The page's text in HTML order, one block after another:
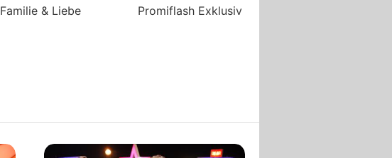
Familie & Liebe Promiflash Exklusiv